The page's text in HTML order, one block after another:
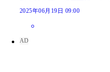
2025年06月19日 09:00